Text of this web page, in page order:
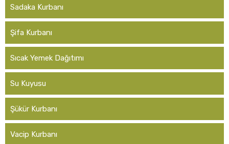
Sadaka Kurbanı
Şifa Kurbanı
Sıcak Yemek Dağıtımı
Su Kuyusu
Şükür Kurbanı
Vacip Kurbanı